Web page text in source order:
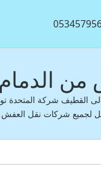
القطيف-
لجميع شركات نقل